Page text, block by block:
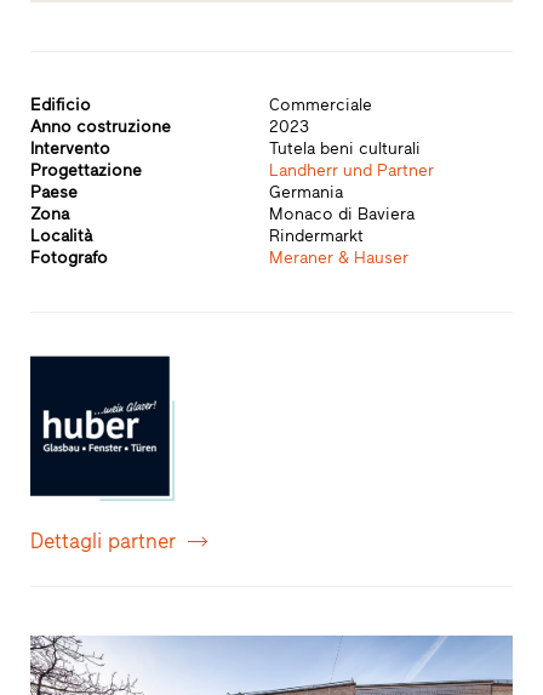
Edificio
Commerciale
Anno costruzione
2023
Intervento
Tutela beni culturali
Progettazione
Landherr und Partner
Paese
Germania
Zona
Monaco di Baviera
Località
Rindermarkt
Fotografo
Meraner & Hauser
Dettagli partner